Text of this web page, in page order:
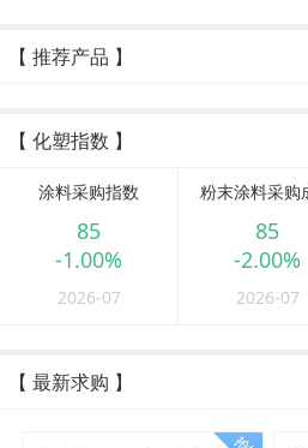
【 推荐产品 】
【 化塑指数 】
涂料采购指数
85
-1.00%
2026-07
粉末涂料采购
85
-2.00%
2026-07
【 最新求购 】